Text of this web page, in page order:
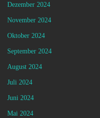
Dezember 2024
November 2024
Oktober 2024
September 2024
August 2024
Juli 2024
Juni 2024
Mai 2024